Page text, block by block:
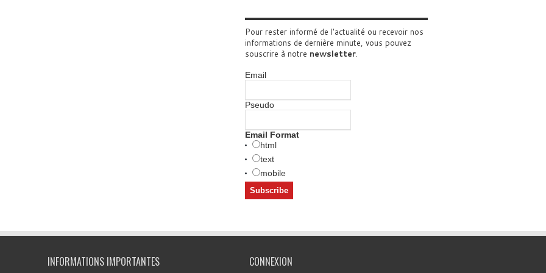
Pour rester informé de l'actualité ou recevoir nos
informations de dernière minute, vous pouvez
souscrire à notre newsletter.
Email
Pseudo
Email Format
html
text
mobile
INFORMATIONS IMPORTANTES CONNEXION